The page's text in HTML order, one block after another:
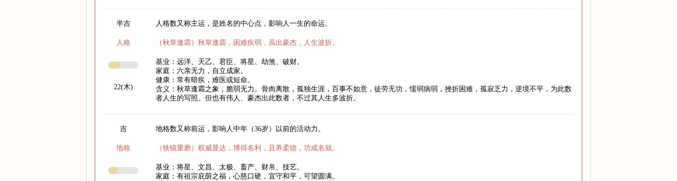
半吉
人格
22(木)
人格数又称主运，是姓名的中心点，影响人一生的命运。
（秋草逢霜）秋草逢霜，困难疾弱，虽出豪杰，人生波折。
基业：远洋、天乙、君臣、将星、劫煞、破财。
家庭：六亲无力，自立成家。
健康：常有暗疾，难医或短命。
含义：秋草逢霜之象，脆弱无力。骨肉离散，孤独生涯，百事不如意，徒劳无功，懦弱病弱，挫折困难，孤寂乏力，逆境不平，为此数
者人生的写照。但也有伟人、豪杰出此数者，不过其人生多波折。
吉
地格
地格数又称前运，影响人中年（36岁）以前的活动力。
（铁镜重磨）权威显达，博得名利，且养柔德，功成名就。
基业：将星、文昌、太极、畜产、财帛、技艺。
家庭：有祖宗庇荫之福，心慈口硬，宜守和平，可望圆满。